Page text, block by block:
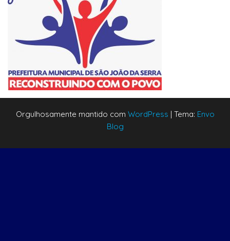
Orgulhosamente mantido com WordPress | Tema: Envo
Blog